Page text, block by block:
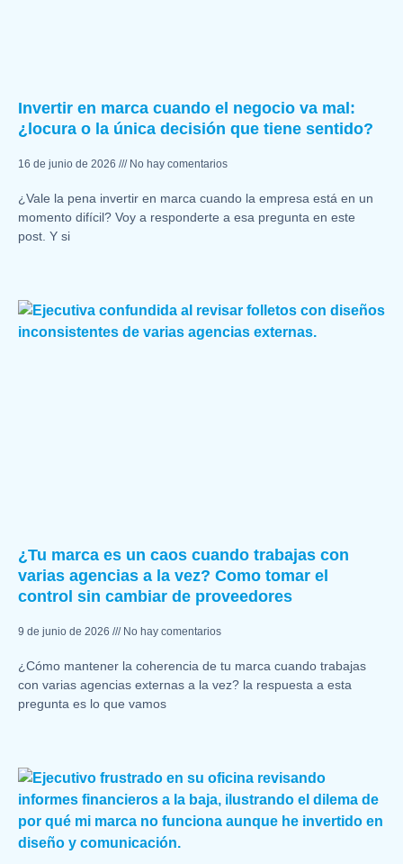
Invertir en marca cuando el negocio va mal:
¿locura o la única decisión que tiene sentido?
16 de junio de 2026 No hay comentarios
¿Vale la pena invertir en marca cuando la empresa está en un
momento difícil? Voy a responderte a esa pregunta en este
post. Y si
¿Tu marca es un caos cuando trabajas con
varias agencias a la vez? Como tomar el
control sin cambiar de proveedores
9 de junio de 2026 No hay comentarios
¿Cómo mantener la coherencia de tu marca cuando trabajas
con varias agencias externas a la vez? la respuesta a esta
pregunta es lo que vamos